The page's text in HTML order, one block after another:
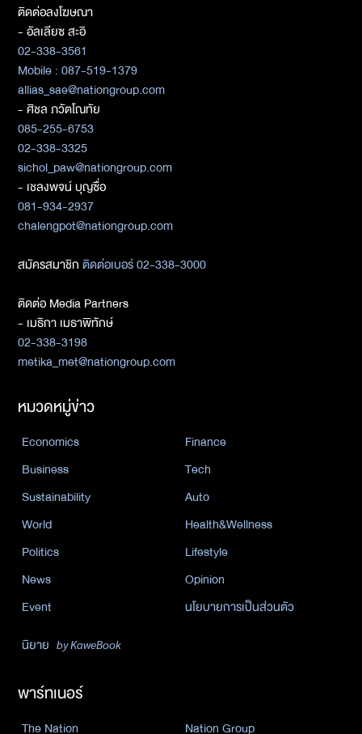
ติดต่อลงโฆษณา
- อัลเลียซ สะอิ
02-338-3561
Mobile : 087-519-1379
allias_sae@nationgroup.com
- ศิชล ภวัตโณทัย
085-255-6753
02-338-3325
sichol_paw@nationgroup.com
- เชลงพจน์ บุญซื่อ
081-934-2937
chalengpot@nationgroup.com
สมัครสมาชิกติดต่อเบอร์ 02-338-3000
ติดต่อ Media Partners
- เมธิกา เมธาพิทักษ์
02-338-3198
metika_met@nationgroup.com
หมวดหมู่ข่าว
Economics
Finance
Business
Tech
Sustainability
Auto
World
Health&Wellness
Politics
Lifestyle
News
Opinion
Event
นโยบายการเป็นส่วนตัว
นิยาย by KaweBook
พาร์ทเนอร์
The Nation Nation Group